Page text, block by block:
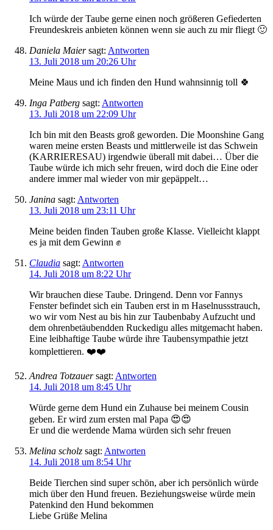
Ich würde der Taube gerne einen noch größeren Gefiederten
Freundeskreis anbieten können wenn sie auch zu mir fliegt 🙂
Daniela Maier sagt: Antworten
13. Juli 2018 um 20:26 Uhr
Meine Maus und ich finden den Hund wahnsinnig toll 🍀
Inga Patberg sagt: Antworten
13. Juli 2018 um 22:09 Uhr
Ich bin mit den Beasts groß geworden. Die Moonshine Gang
waren meine ersten Beasts und mittlerweile ist das Schwein
(KARRIERESAU) irgendwie überall mit dabei… Über die
Taube würde ich mich sehr freuen, wird doch die Eine oder
andere immer mal wieder von mir gepäppelt…
Janina sagt: Antworten
13. Juli 2018 um 23:11 Uhr
Meine beiden finden Tauben große Klasse. Vielleicht klappt
es ja mit dem Gewinn ✊️
Claudia sagt: Antworten
14. Juli 2018 um 8:22 Uhr
Wir brauchen diese Taube. Dringend. Denn vor Fannys
Fenster befindet sich ein Tauben erst in m Haselnussstrauch,
wo wir vom Nest au bis hin zur Taubenbaby Aufzucht und
dem ohrenbetäubendden Ruckedigu alles mitgemacht haben.
Eine leibhaftige Taube würde ihre Taubensympathie jetzt
komplettieren. ❤️❤️
Andrea Totzauer sagt: Antworten
14. Juli 2018 um 8:45 Uhr
Würde gerne dem Hund ein Zuhause bei meinem Cousin
geben. Er wird zum ersten mal Papa 😍😍
Er und die werdende Mama würden sich sehr freuen
Melina scholz sagt: Antworten
14. Juli 2018 um 8:54 Uhr
Beide Tierchen sind super schön, aber ich persönlich würde
mich über den Hund freuen. Beziehungsweise würde mein
Patenkind den Hund bekommen
Liebe Grüße Melina